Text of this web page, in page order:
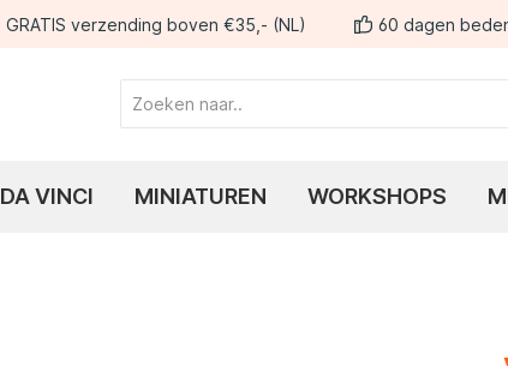
GRATIS verzending boven €35,- (NL) 60 dagen
DA VINCI MINIATUREN WORKSHOPS